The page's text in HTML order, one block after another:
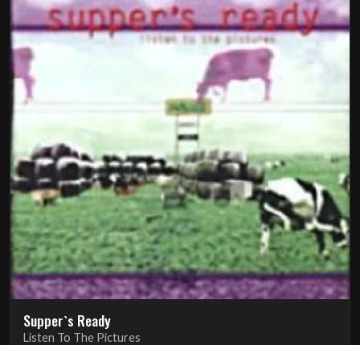
Supper`s Ready
Listen To The Pictures